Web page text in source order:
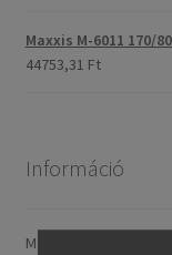
Maxxis M-6011 170/
44753,31 Ft
Információ
Magyarországra